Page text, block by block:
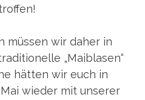
müssen wir daher in
„Maiblasen“
hätten wir euch in
wieder mit unserer